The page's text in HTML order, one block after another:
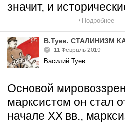
значит, и
Подробнее
В.Туев. СТАЛИНИЗМ
11 Февраль 2019
Василий Туев
Основой
марксистом он стал
начале ХХ вв.,